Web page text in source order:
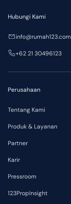
Perusahaan
Tentang Kami
Produk & Layanan
Partner
Karir
Pressroom
123PropInsight
Hubungi Kami
info@rumah123.com
+62 21 30496123